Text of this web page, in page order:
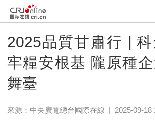
2025品質甘肅行 |
牢糧安根基 隴原種
舞臺​
來源：中央廣電總台國際在線 | 2025-09-18